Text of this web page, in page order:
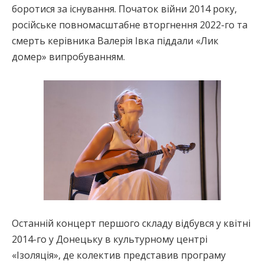
боротися за існування. Початок війни 2014 року,
російське повномасштабне вторгнення 2022-го та
смерть керівника Валерія Івка піддали «Лик
домер» випробуванням.
Останній концерт першого складу відбувся у квітні
2014-го у Донецьку в культурному центрі
«Ізоляція», де колектив представив програму